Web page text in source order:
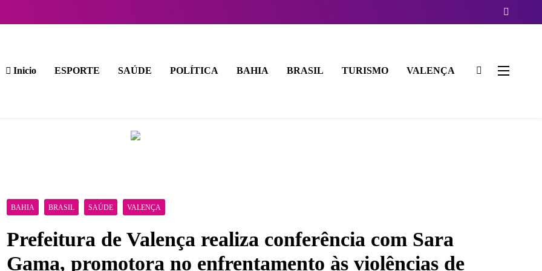
Inicio ESPORTE SAÚDE POLÍTICA BAHIA BRASIL TURISMO VALENÇA
BAHIA BRASIL SAÚDE VALENÇA
Prefeitura de Valença realiza conferência com Sara
Gama, promotora no enfrentamento às violências de